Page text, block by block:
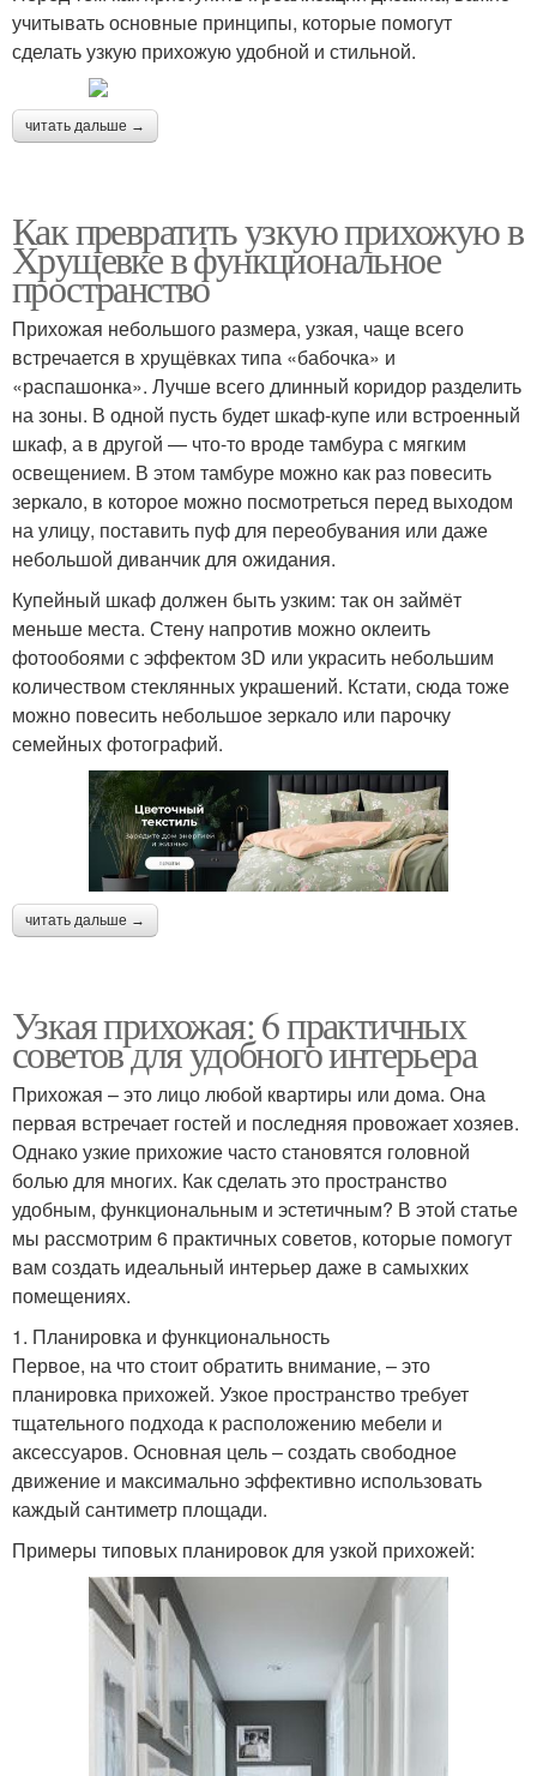
учитывать основные принципы, которые помогут
сделать узкую прихожую удобной и стильной.
читать дальше →
Как превратить узкую прихожую в
Хрущевке в функциональное
пространство
Прихожая небольшого размера, узкая, чаще всего
встречается в хрущёвках типа «бабочка» и
«распашонка». Лучше всего длинный коридор разделить
на зоны. В одной пусть будет шкаф-купе или встроенный
шкаф, а в другой — что-то вроде тамбура с мягким
освещением. В этом тамбуре можно как раз повесить
зеркало, в которое можно посмотреться перед выходом
на улицу, поставить пуф для переобувания или даже
небольшой диванчик для ожидания.
Купейный шкаф должен быть узким: так он займёт
меньше места. Стену напротив можно оклеить
фотообоями с эффектом 3D или украсить небольшим
количеством стеклянных украшений. Кстати, сюда тоже
можно повесить небольшое зеркало или парочку
семейных фотографий.
читать дальше →
Узкая прихожая: 6 практичных
советов для удобного интерьера
Прихожая – это лицо любой квартиры или дома. Она
первая встречает гостей и последняя провожает хозяев.
Однако узкие прихожие часто становятся головной
болью для многих. Как сделать это пространство
удобным, функциональным и эстетичным? В этой статье
мы рассмотрим 6 практичных советов, которые помогут
вам создать идеальный интерьер даже в самыхких
помещениях.
1. Планировка и функциональность
Первое, на что стоит обратить внимание, – это
планировка прихожей. Узкое пространство требует
тщательного подхода к расположению мебели и
аксессуаров. Основная цель – создать свободное
движение и максимально эффективно использовать
каждый сантиметр площади.
Примеры типовых планировок для узкой прихожей: